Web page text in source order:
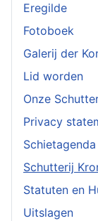
Eregilde
Fotoboek
Galerij der
Lid worden
Onze
Privacy
Schietagenda
Schutterij
Statuten en
Uitslagen